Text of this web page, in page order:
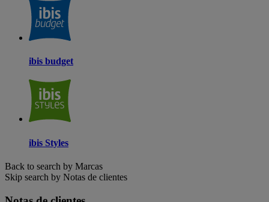
ibis budget
ibis Styles
Back to search by Marcas
Skip search by Notas de clientes